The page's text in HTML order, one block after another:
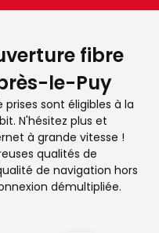
fibre
le-Puy
sont éligibles à la
N'hésitez plus et
à grande vitesse !
qualités de
de navigation hors
démultipliée.